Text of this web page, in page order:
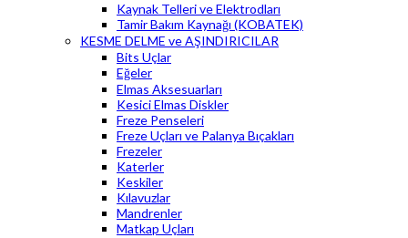
Kaynak Telleri ve Elektrodları
Tamir Bakım Kaynağı (KOBATEK)
KESME DELME ve AŞINDIRICILAR
Bits Uçlar
Eğeler
Elmas Aksesuarları
Kesici Elmas Diskler
Freze Penseleri
Freze Uçları ve Palanya Bıçakları
Frezeler
Katerler
Keskiler
Kılavuzlar
Mandrenler
Matkap Uçları